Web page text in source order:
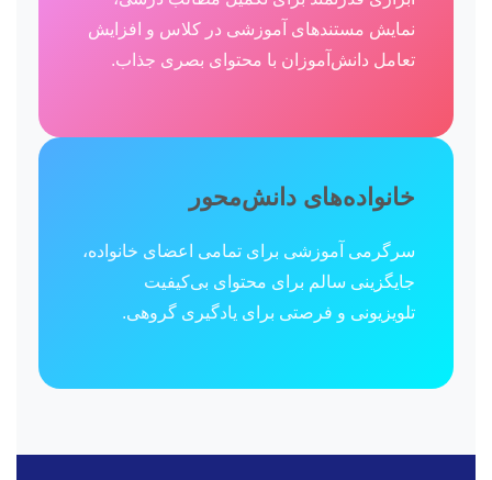
نمایش مستندهای آموزشی در کلاس و افزایش
تعامل دانش‌آموزان با محتوای بصری جذاب.
خانواده‌های دانش‌محور
سرگرمی آموزشی برای تمامی اعضای خانواده،
جایگزینی سالم برای محتوای بی‌کیفیت
تلویزیونی و فرصتی برای یادگیری گروهی.